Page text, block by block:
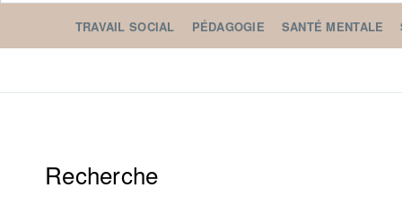
TRAVAIL SOCIAL PÉDAGOGIE SANTÉ MENTALE
Recherche